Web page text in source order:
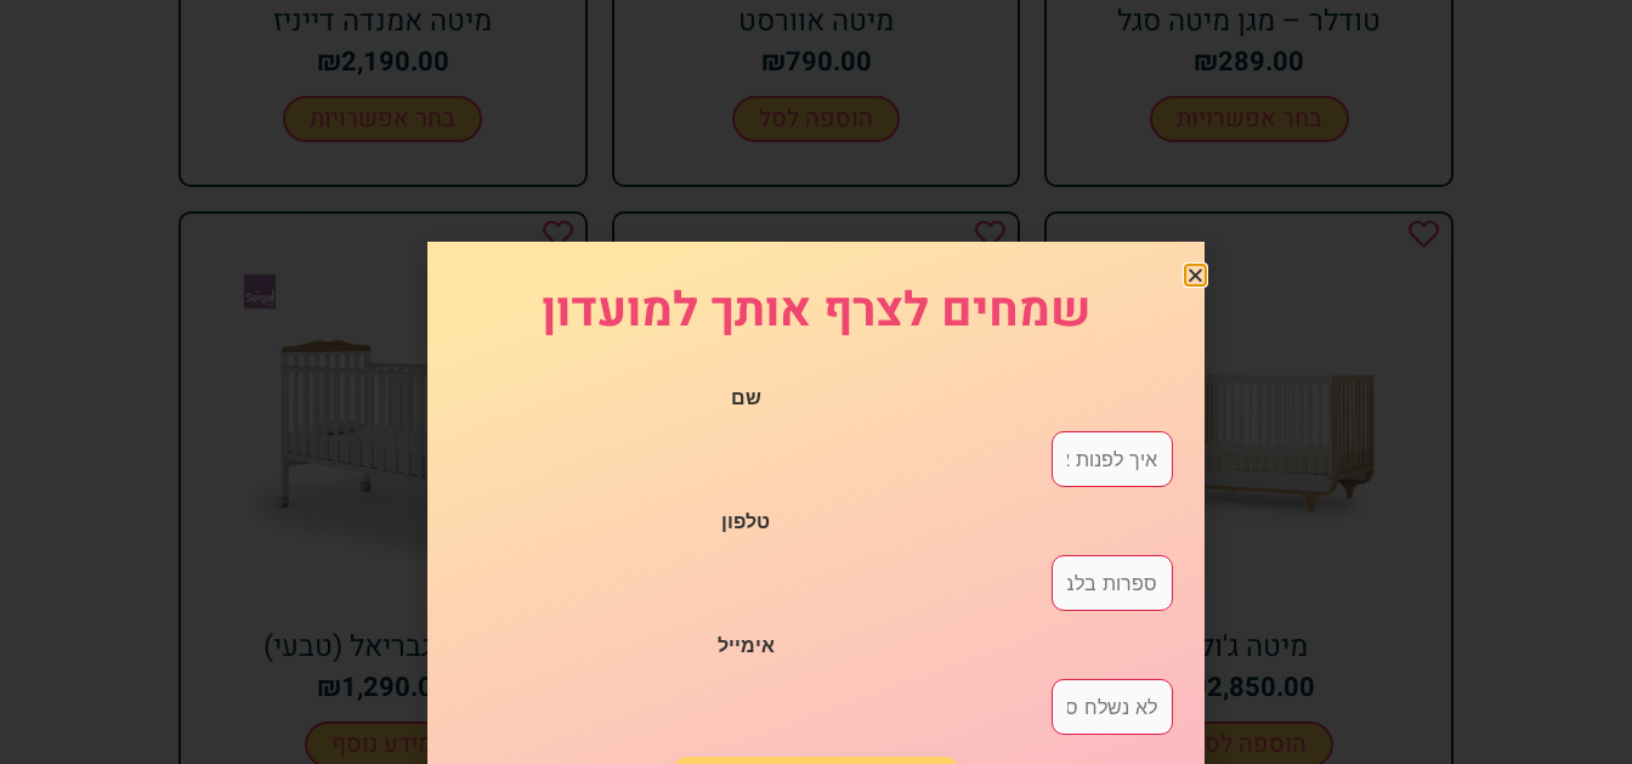
טודלר – מגן מיטה סגל
₪289.00
בחר אפשרויות
מיטה אוורסט
₪790.00
הוספה לסל
מיטה אמנדה דייניז
₪2,190.00
בחר אפשרויות
מיטה ג'ולי
₪2,850.00
הוספה לסל
מיטה גאיה מיטה גבריאל (טבעי)
₪1,290.00
מידע נוסף
שמחים לצרף אותך למועדון
שם
טלפון
אימייל